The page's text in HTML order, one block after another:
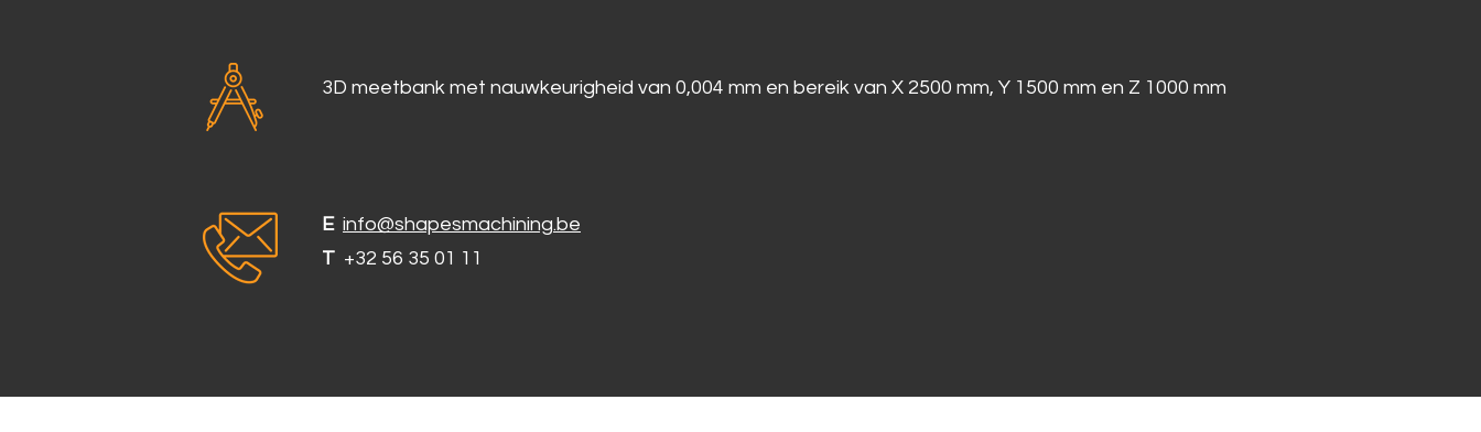
3D meetbank met nauwkeurigheid van 0,004 mm en bereik van X 2500 mm, Y 1500 mm en Z 1000 mm
E info@shapesmachining.be
T +32 56 35 01 11